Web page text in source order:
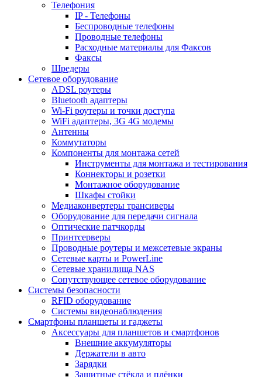
Телефония
IP - Телефоны
Беспроводные телефоны
Проводные телефоны
Расходные материалы для Факсов
Факсы
Шредеры
Сетевое оборудование
ADSL роутеры
Bluetooth адаптеры
Wi-Fi роутеры и точки доступа
WiFi адаптеры, 3G 4G модемы
Антенны
Коммутаторы
Компоненты для монтажа сетей
Инструменты для монтажа и тестирования
Коннекторы и розетки
Монтажное оборудование
Шкафы стойки
Медиаконвертеры трансиверы
Оборудование для передачи сигнала
Оптические патчкорды
Принтсерверы
Проводные роутеры и межсетевые экраны
Сетевые карты и PowerLine
Сетевые хранилища NAS
Сопутствующее сетевое оборудование
Системы безопасности
RFID оборудование
Системы видеонаблюдения
Смартфоны планшеты и гаджеты
Аксессуары для планшетов и смартфонов
Внешние аккумуляторы
Держатели в авто
Зарядки
Защитные стёкла и плёнки